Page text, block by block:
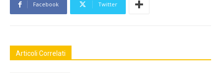
Facebook Twitter
Articoli Correlati